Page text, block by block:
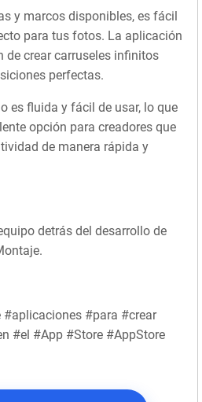
y marcos disponibles, es fácil
para tus fotos. La aplicación
de crear carruseles infinitos
perfectas.
es fluida y fácil de usar, lo que
opción para creadores que
de manera rápida y
detrás del desarrollo de
#aplicaciones #para #crear
#el #App #Store #AppStore